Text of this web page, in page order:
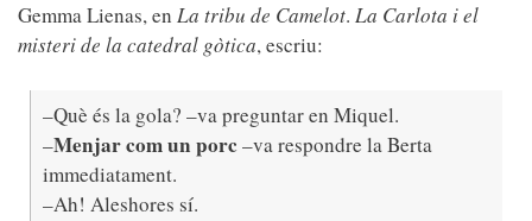
Gemma Lienas, en La tribu de Camelot. La Carlota i el
misteri de la catedral gòtica, escriu:
–Què és la gola? –va preguntar en Miquel.
–Menjar com un porc–va respondre la Berta
immediatament.
–Ah! Aleshores sí.